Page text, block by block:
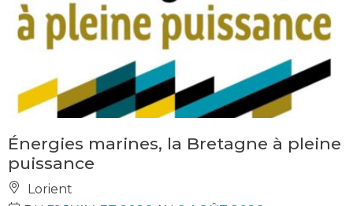
Énergies marines, la Bretagne à pleine
puissance
Lorient